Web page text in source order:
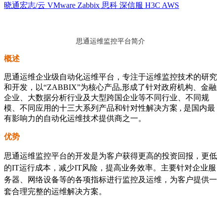
晓通宏志/云 VMware Zabbix 思科 深信服 H3C AWS
思通运维监控平台简介
概述
思通运维企业级自动化运维平台，专注于运维监控技术的研究
和开发，以“ZABBIX”为核心产品,形成了针对政府机构、金融
企业、大数据分析行业及大型跨国企业等不同行业、不同规
模、不同应用的十三大系列产品和针对性解决方案 , 是国内最
有影响力的自动化运维技术提供商之一。
优势
思通运维监控平台的开发是为客户获得更高的投资回报，更低
的IT运行成本，减少IT风险，提高业务效率。主要针对企业服
务器、网络设备等的各项指标进行监控及运维，为客户提供一
套合理完整的运维解决方案。